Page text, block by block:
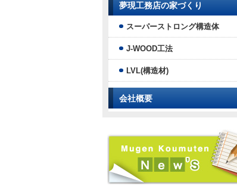
夢現工務店の家づくり
スーパーストロング構造体
J-WOOD工法
LVL(構造材)
会社概要